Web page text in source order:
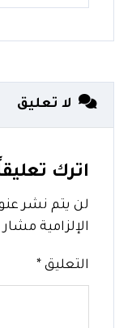
لا تعليق
اترك
لن يتم نشر
الإلزامية مشار
التعليق *